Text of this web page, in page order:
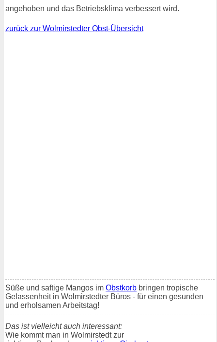
angehoben und das Betriebsklima verbessert wird.
zurück zur Wolmirstedter Obst-Übersicht
Süße und saftige Mangos im Obstkorb bringen tropische
Gelassenheit in Wolmirstedter Büros - für einen gesunden
und erholsamen Arbeitstag!
Das ist vielleicht auch interessant:
Wie kommt man in Wolmirstedt zur